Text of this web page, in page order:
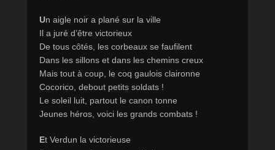
Un aigle noir a plané sur la ville
Il a juré d’être victorieux
De tous côtés, les corbeaux se faufilent
Dans les sillons et dans les chemins creux
Mais tout à coup, le coq gaulois claironne
Cocorico, debout petits soldats !
Le soleil luit, partout le canon tonne
Jeunes héros, voici les grands combats !
Et Verdun la victorieuse